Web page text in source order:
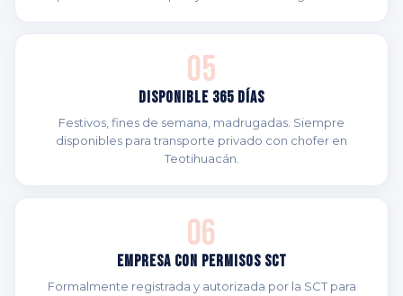
05
Disponible 365 Días
Festivos, fines de semana, madrugadas. Siempre
disponibles para transporte privado con chofer en
Teotihuacán.
06
Empresa con Permisos SCT
Formalmente registrada y autorizada por la SCT para